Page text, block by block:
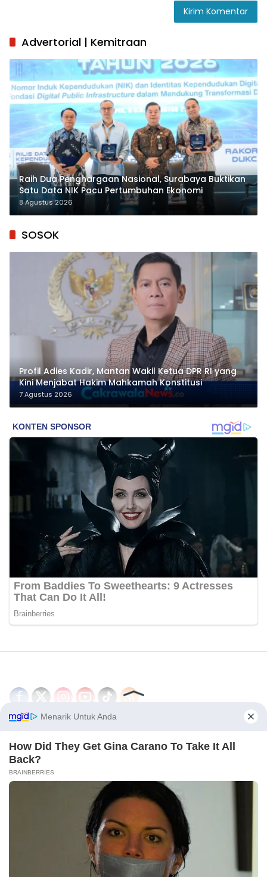
Advertorial | Kemitraan
Raih Dua Penghargaan Nasional, Surabaya Buktikan
Satu Data NIK Pacu Pertumbuhan Ekonomi
8 Agustus 2026
SOSOK
Profil Adies Kadir, Mantan Wakil Ketua DPR RI yang
Kini Menjabat Hakim Mahkamah Konstitusi
7 Agustus 2026
PEDOMAN MEDIA SIBER
© 2026 - CakrawalaNews.co